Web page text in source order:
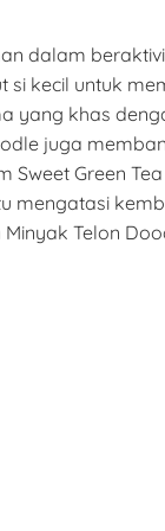
dalam
kecil untuk
khas
juga
Sweet Green
mengatasi
Telon